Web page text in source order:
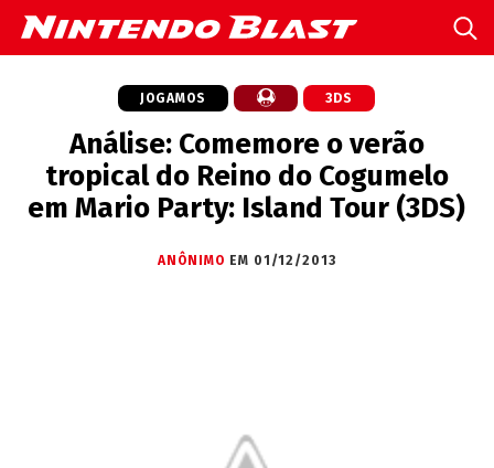
JOGAMOS 3DS
Análise: Comemore o verão
tropical do Reino do Cogumelo
em Mario Party: Island Tour (3DS)
ANÔNIMO EM 01/12/2013